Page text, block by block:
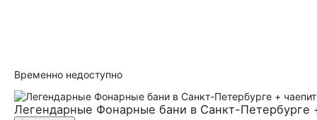
Временно недоступно
Легендарные Фонарные бани в Санкт-Петербурге